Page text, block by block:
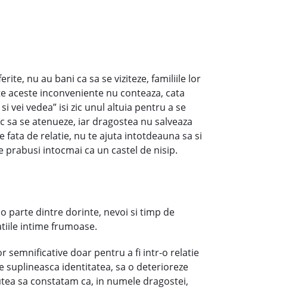
nu au bani ca sa se viziteze, familiile lor
inconveniente nu conteaza, cata
vei vedea” isi zic unul altuia pentru a se
se atenueze, iar dragostea nu salveaza
fata de relatie, nu te ajuta intotdeauna sa si
intocmai ca un castel de nisip.
parte dintre dorinte, nevoi si timp de
intime frumoase.
semnificative doar pentru a fi intr-o relatie
suplineasca identitatea, sa o deterioreze
sa constatam ca, in numele dragostei,